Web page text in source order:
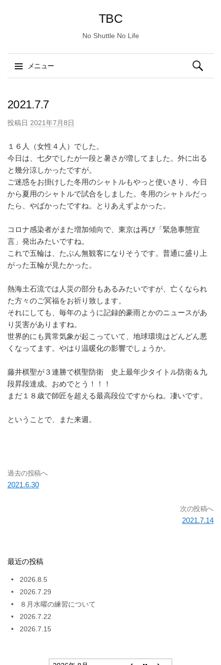
TBC
No Shuttle No Life
メニュー
ン
ン
へ
ス
キ
ッ
プ
検
索:
2021.7.7
投稿日 2021年7月8日
１６人（女性４人）でした。
今日は、七夕でしたが一段と暑さが増してました。外に出る
と幾分涼しかったですが。
ご迷惑をお掛けした冬用のシャトルもやっと使いきり、今日
から夏用のシャトルで試合をしました。冬用のシャトルだっ
たら、やばかったですね。とりあえずよかった。
コロナ感染者がまた増加傾向で、東京は再び「緊急事態宣
言」発出みたいですね。
これで五輪は、たぶん無観客になりそうです。普通に盛り上
がった五輪が見たかった。
熱海土石流では人災の部分もあるみたいですが、亡くなられ
た方々のご冥福をお祈り致します。
それにしても、毎年のように記録的豪雨とかのニュースがあ
り災害がありますね。
世界的にも異常気象が起こっていて、地球環境はどんどん悪
くなってます。やはり温暖化の影響でしょうか。
藤井棋聖が３連勝で棋聖防衛 史上最年少タイトル防衛＆九
段昇段達成。おめでとう！！！
まだ１８歳で師匠を超える最高段位ですからね。凄いです。
ということで、また来週。
過去の投稿へ
2021.6.30
次の投稿へ
2021.7.14
最近の投稿
2026.8.5
2026.7.29
８月水曜の練習について
2026.7.22
2026.7.15